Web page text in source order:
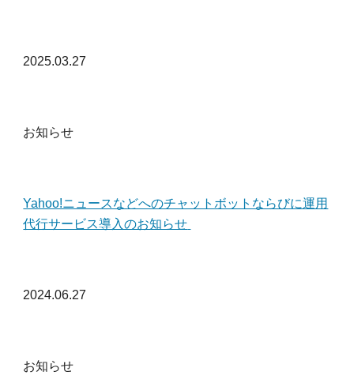
2025.03.27
お知らせ
Yahoo!ニュースなどへのチャットボットならびに運用
代行サービス導入のお知らせ
2024.06.27
お知らせ